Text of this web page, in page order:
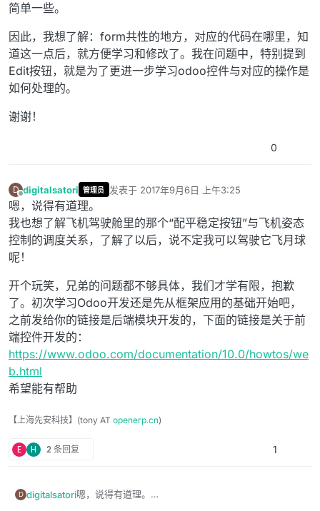
简单一些。
因此，我想了解：form共性的地方，对应的代码在哪里，知
道这一点后，就方便学习和修改了。我在问题中，特别提到
Edit按钮，就是为了更进一步学习odoo控件与对应的操作是
如何处理的。
谢谢！
0
D
离线
digitalsatori 管理员 发表于 2017年9月6日 上午3:25
最后由 digitalsatori 编辑 2017年9月5日 下午8:33
嗯，说得有道理。
我也想了解飞机驾驶舱里的那个“配平稳定按钮”与飞机姿态
控制的调度关系，了解了以后，说不定我可以驾驶它飞月球
呢！
开个玩笑，兄弟的问题都不够具体，我们才学有限，抱歉
了。初次学习Odoo开发还是先从框架应用的基础开始吧，
之前发给你的链接是后端模块开发的，下面的链接是关于前
端控件开发的：
https://www.odoo.com/documentation/10.0/howtos/we
b.html
希望能有帮助
【上海先安科技】(tony AT openerp.cn)
E H 2 条回复 1
D digitalsatori嗯，说得有道理。